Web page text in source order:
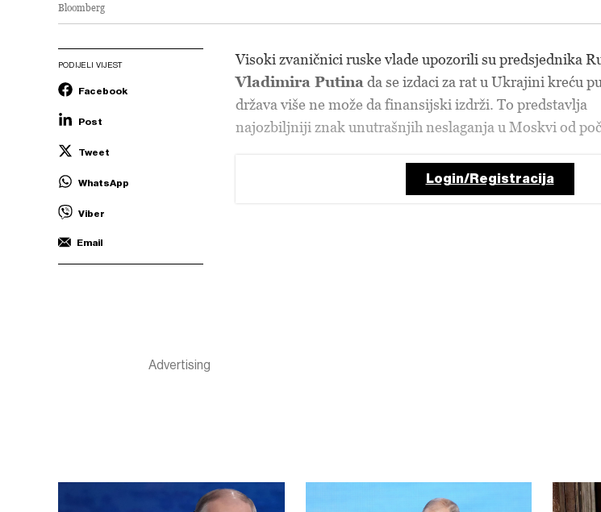
Bloomberg
PODIJELI VIJEST
Facebook
Post
Tweet
WhatsApp
Viber
Email
Visoki zvaničnici ruske vlade upozorili su predsjednika
Vladimira Putina da se izdaci za rat u Ukrajini kreću
država više ne može da finansijski izdrži. To predstavlja
najozbiljniji znak unutrašnjih neslaganja u Moskvi od
Login/Registracija